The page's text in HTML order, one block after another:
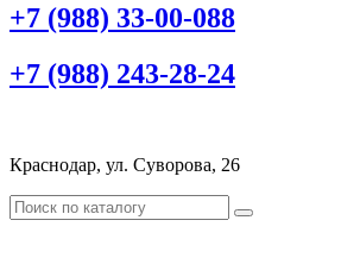
+7 (988) 33-00-088
+7 (988) 243-28-24
Краснодар, ул. Суворова, 26